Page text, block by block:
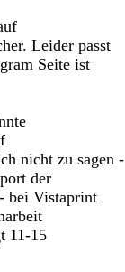
Leider passt
Seite ist
nicht zu sagen -
der
bei Vistaprint
11-15